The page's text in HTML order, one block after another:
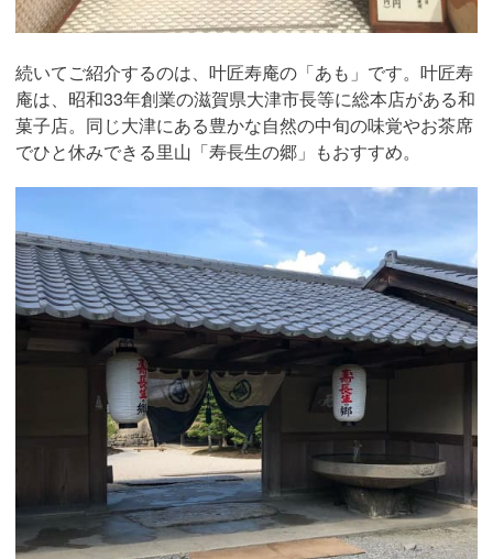
続いてご紹介するのは、叶匠寿庵の「あも」です。叶匠寿
庵は、昭和33年創業の滋賀県大津市長等に総本店がある和
菓子店。同じ大津にある豊かな自然の中旬の味覚やお茶席
でひと休みできる里山「寿長生の郷」もおすすめ。